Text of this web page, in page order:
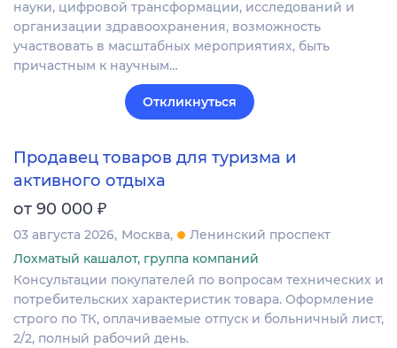
науки, цифровой трансформации, исследований и
организации здравоохранения, возможность
участвовать в масштабных мероприятиях, быть
причастным к научным…
Откликнуться
Продавец товаров для туризма и
активного отдыха
от 90 000 ₽
03 августа 2026 Москва
Ленинский проспект
Лохматый кашалот, группа компаний
Консультации покупателей по вопросам технических и
потребительских характеристик товара. Оформление
строго по ТК, оплачиваемые отпуск и больничный лист,
2/2, полный рабочий день.